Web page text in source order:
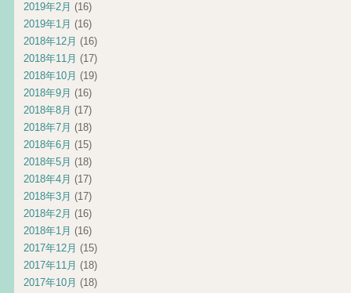
2019年2月 (16)
2019年1月 (16)
2018年12月 (16)
2018年11月 (17)
2018年10月 (19)
2018年9月 (16)
2018年8月 (17)
2018年7月 (18)
2018年6月 (15)
2018年5月 (18)
2018年4月 (17)
2018年3月 (17)
2018年2月 (16)
2018年1月 (16)
2017年12月 (15)
2017年11月 (18)
2017年10月 (18)